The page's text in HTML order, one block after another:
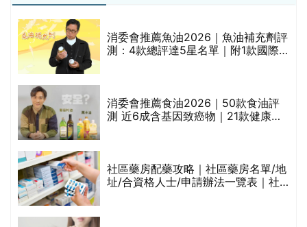
消委會推薦魚油2026｜魚油補充劑評
測：4款總評達5星名單｜附1款國際
消委會推薦食油2026｜50款食油評
測 近6成含基因致癌物｜21款健康煮
社區藥房配藥攻略｜社區藥房名單/地
址/合資格人士/申請辦法一覽表｜社